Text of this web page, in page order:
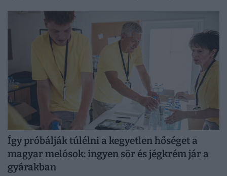
védelmében.
Így próbálják túlélni a kegyetlen hőséget a
magyar melósok: ingyen sör és jégkrém jár a
gyárakban